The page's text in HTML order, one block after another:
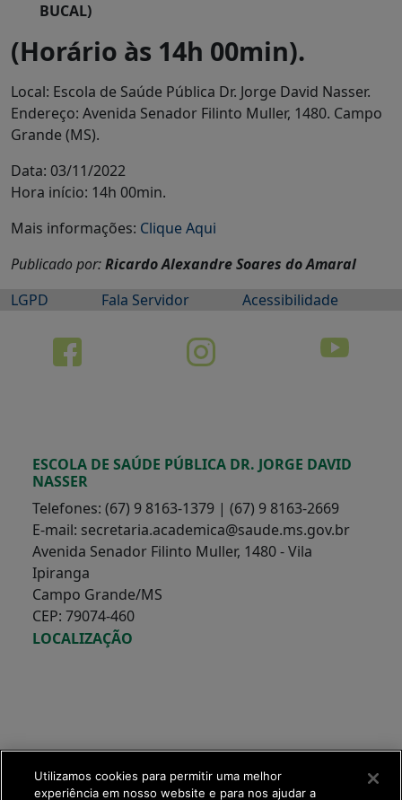
BUCAL)
(Horário às 14h 00min).
Local: Escola de Saúde Pública Dr. Jorge David Nasser.
Endereço: Avenida Senador Filinto Muller, 1480. Campo
Grande (MS).
Data: 03/11/2022
Hora início: 14h 00min.
Mais informações: Clique Aqui
Publicado por:Ricardo Alexandre Soares do Amaral
LGPD
Fala Servidor Acessibilidade
ESCOLA DE SAÚDE PÚBLICA DR. JORGE DAVID
NASSER
Telefones: (67) 9 8163-1379 | (67) 9 8163-2669
E-mail: secretaria.academica@saude.ms.gov.br
Avenida Senador Filinto Muller, 1480 - Vila
Ipiranga
Campo Grande/MS
CEP: 79074-460
LOCALIZAÇÃO
Utilizamos cookies para permitir uma melhor
experiência em nosso website e para nos ajudar a